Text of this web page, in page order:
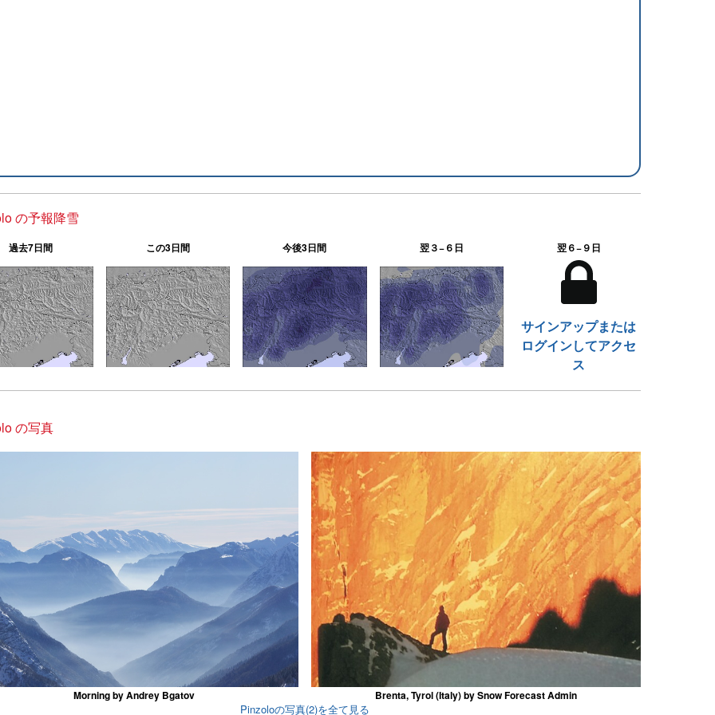
の予報降雪
過去7日間 この3日間 今後3日間 翌３−６日 翌６−９日
サインアップまたは
ログインしてアクセ
ス
の写真
Morning by Andrey Bgatov Brenta, Tyrol (Italy) by Snow Forecast Admin
Pinzoloの写真(2)を全て見る